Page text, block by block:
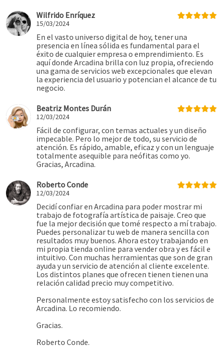
Wilfrido Enríquez
15/03/2024
En el vasto universo digital de hoy, tener una
presencia en línea sólida es fundamental para el
éxito de cualquier empresa o emprendimiento. Es
aquí donde Arcadina brilla con luz propia, ofreciendo
una gama de servicios web excepcionales que elevan
la experiencia del usuario y potencian el alcance de tu
negocio.
Beatriz Montes Durán
12/03/2024
Fácil de configurar, con temas actuales y un diseño
impecable. Pero lo mejor de todo, su servicio de
atención. Es rápido, amable, eficaz y con un lenguaje
totalmente asequible para neófitas como yo.
Gracias, Arcadina.
Roberto Conde
12/03/2024
Decidí confiar en Arcadina para poder mostrar mi
trabajo de fotografía artística de paisaje. Creo que
fue la mejor decisión que tomé respecto a mí trabajo.
Puedes personalizar tu web de manera sencilla con
resultados muy buenos. Ahora estoy trabajando en
mi propia tienda online para vender obra y es fácil e
intuitivo. Con muchas herramientas que son de gran
ayuda y un servicio de atención al cliente excelente.
Los distintos planes que ofrecen tienen tienen una
relación calidad precio muy competitivo.
Personalmente estoy satisfecho con los servicios de
Arcadina. Lo recomiendo.
Gracias.
Roberto Conde.